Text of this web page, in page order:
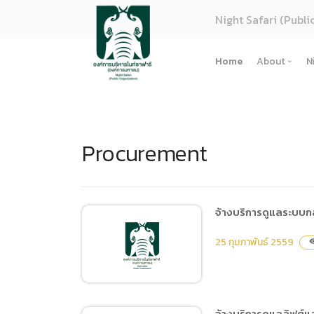
Night Safari
Home About
(ภาษาไ
การจัด
Procurement
จ้างบริการดูแลระบบ
25 กุมภาพันธ์ 2559